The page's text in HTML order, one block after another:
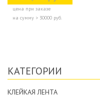
цена при заказе
на сумму > 30000 руб.
КАТЕГОРИИ
КЛЕЙКАЯ ЛЕНТА